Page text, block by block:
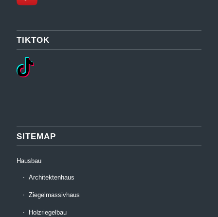
TIKTOK
SITEMAP
Hausbau
Architektenhaus
Ziegelmassivhaus
Holzriegelbau